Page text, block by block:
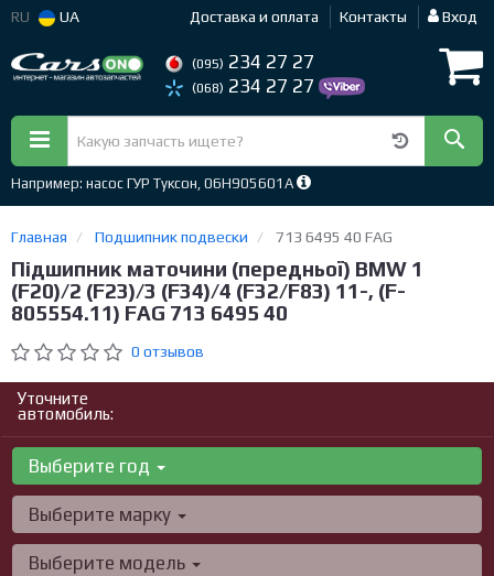
RU UA Доставка и оплата Контакты Вход
(095) 234 27 27
(068) 234 27 27
Например: насос ГУР Туксон, 06H905601A
Главная Подшипник подвески 713 6495 40 FAG
Підшипник маточини (передньої) BMW 1
(F20)/2 (F23)/3 (F34)/4 (F32/F83) 11-, (F-
805554.11) FAG 713 6495 40
0 отзывов
Уточните
автомобиль:
Выберите год
Выберите марку
Выберите модель